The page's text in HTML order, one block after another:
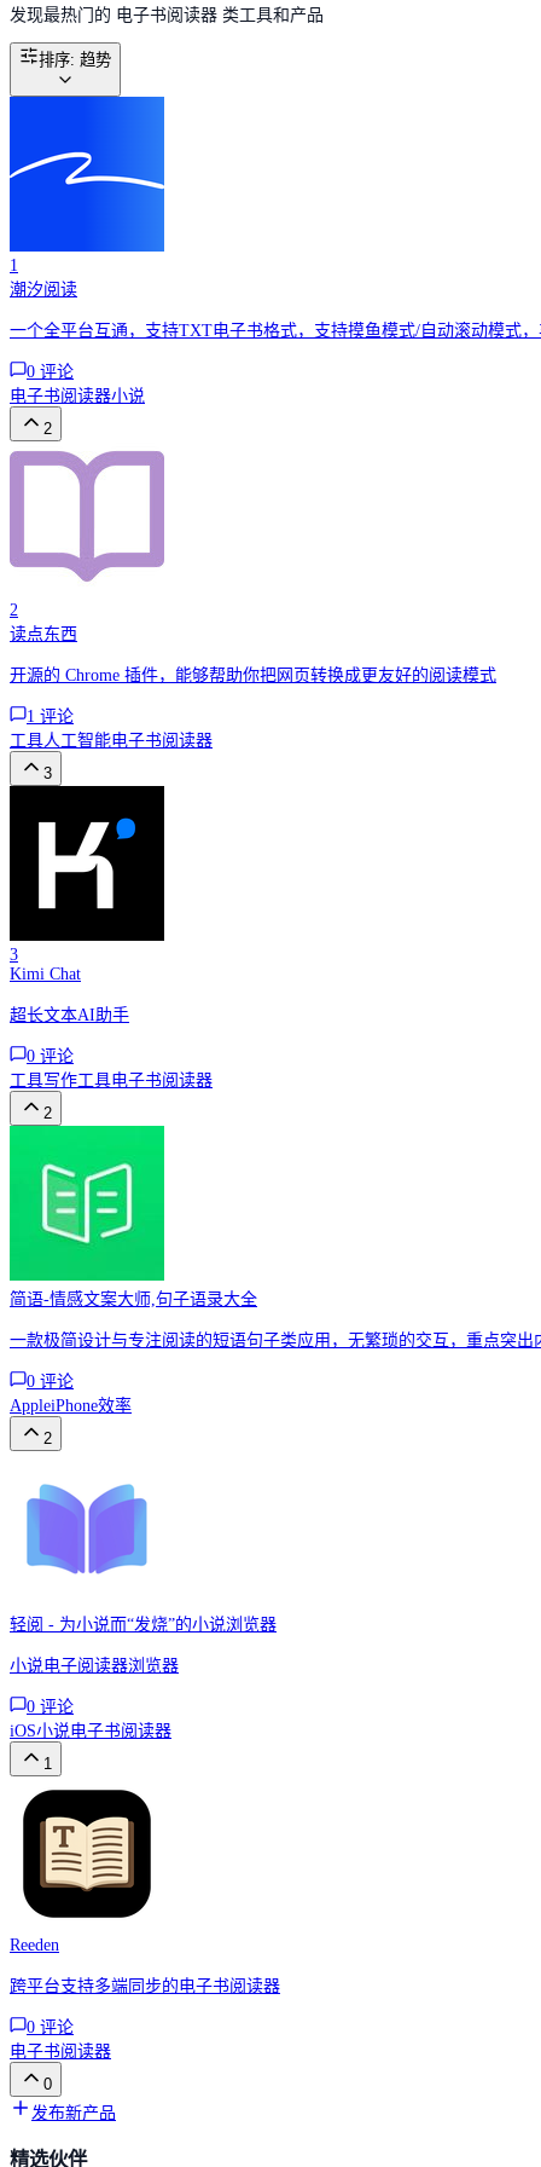
发现最热门的 电子书阅读器 类工具和产品
排序: 趋势
1
潮汐阅读
一个全平台互通，支持TXT电子书格式，支持摸鱼模式/自动滚动模式，
0 评论
电子书阅读器小说
2
2
读点东西
开源的 Chrome 插件，能够帮助你把网页转换成更友好的阅读模式
1 评论
工具人工智能电子书阅读器
3
3
Kimi Chat
超长文本AI助手
0 评论
工具写作工具电子书阅读器
2
简语-情感文案大师,句子语录大全
一款极简设计与专注阅读的短语句子类应用，无繁琐的交互，重点突出
0 评论
AppleiPhone效率
2
轻阅 - 为小说而“发烧”的小说浏览器
小说电子阅读器浏览器
0 评论
iOS小说电子书阅读器
1
Reeden
跨平台支持多端同步的电子书阅读器
0 评论
电子书阅读器
0
发布新产品
精选伙伴